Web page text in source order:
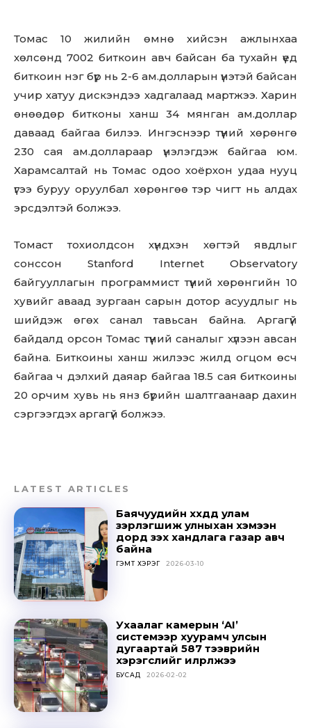
Don't miss
Sing up for our newsletter
to stay in the loop.
SUBSCRIBE
Томас 10 жилийн өмнө хийсэн ажлынхаа
хөлсөнд 7002 биткоин авч байсан ба тухайн үед
биткоин нэг бүр нь 2-6 ам.долларын үнэтэй байсан
учир хатуу дискэндээ хадгалаад мартжээ. Харин
өнөөдөр битконы ханш 34 мянган ам.доллар
даваад байгаа билээ. Ингэснээр түүний хөрөнгө
230 сая ам.доллараар үнэлэгдэж байгаа юм.
Харамсалтай нь Томас одоо хоёрхон удаа нууц
үгээ буруу оруулбал хөрөнгөө тэр чигт нь алдах
эрсдэлтэй болжээ.
Томаст тохиолдсон хүндхэн хөгтэй явдлыг
сонссон Stanford Internet Observatory
байгууллагын программист түүний хөрөнгийн 10
хувийг аваад зургаан сарын дотор асуудлыг нь
шийдэж өгөх санал тавьсан байна. Аргагүй
байдалд орсон Томас түүний саналыг хүлээн авсан
байна. Биткоины ханш жилээс жилд огцом өсч
байгаа ч дэлхий даяар байгаа 18.5 сая биткоины
20 орчим хувь нь янз бүрийн шалтгаанаар дахин
сэргээгдэх аргагүй болжээ.
LATEST ARTICLES
Баячуудийн хүүхдүүд улам
зэрлэгшиж улныхан хэмээн
дорд үзэх хандлага газар авч
байна
ГЭМТ ХЭРЭГ 2026-03-10
Ухаалаг камерын ‘AI’
системээр хуурамч улсын
дугаартай 587 тээврийн
хэрэгслийг илрүүлжээ
БУСАД 2026-02-02